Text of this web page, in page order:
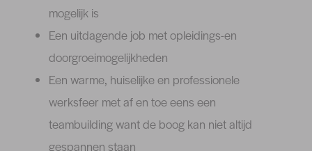
mogelijk is
Een uitdagende job met opleidings-en
doorgroeimogelijkheden
Een warme, huiselijke en professionele
werksfeer met af en toe eens een
teambuilding want de boog kan niet altijd
gespannen staan